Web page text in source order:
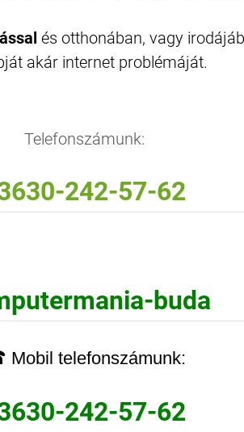
és otthonában, vagy
akár internet problémáját.
Telefonszámunk:
242-57-62
buda
Mobil telefonszámunk:
242-57-62